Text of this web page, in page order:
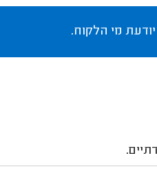
יודעת מי הלקוח.